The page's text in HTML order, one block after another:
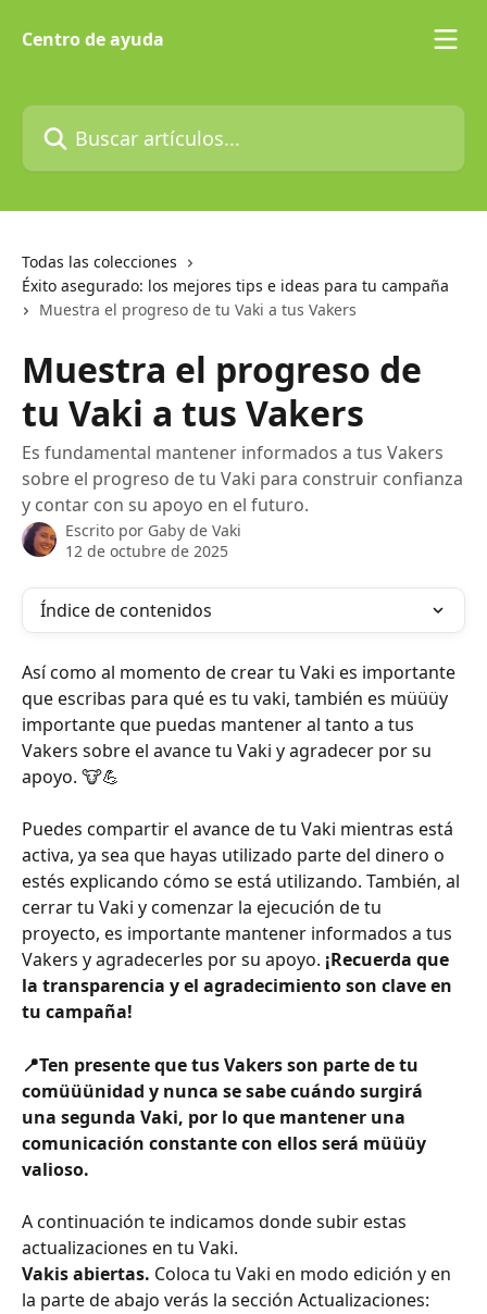
Centro de ayuda
Buscar artículos...
Todas las colecciones
Éxito asegurado: los mejores tips e ideas para tu campaña
Muestra el progreso de tu Vaki a tus Vakers
Muestra el progreso de
tu Vaki a tus Vakers
Es fundamental mantener informados a tus Vakers
sobre el progreso de tu Vaki para construir confianza
y contar con su apoyo en el futuro.
Escrito por Gaby de Vaki
12 de octubre de 2025
Índice de contenidos
Así como al momento de crear tu Vaki es importante
que escribas para qué es tu vaki, también es müüüy
importante que puedas mantener al tanto a tus
Vakers sobre el avance tu Vaki y agradecer por su
apoyo. 🐮💪
Puedes compartir el avance de tu Vaki mientras está
activa, ya sea que hayas utilizado parte del dinero o
estés explicando cómo se está utilizando. También, al
cerrar tu Vaki y comenzar la ejecución de tu
proyecto, es importante mantener informados a tus
Vakers y agradecerles por su apoyo. ¡Recuerda que
la transparencia y el agradecimiento son clave en
tu campaña!
📍Ten presente que tus Vakers son parte de tu
comüüünidad y nunca se sabe cuándo surgirá
una segunda Vaki, por lo que mantener una
comunicación constante con ellos será müüüy
valioso.
A continuación te indicamos donde subir estas
actualizaciones en tu Vaki.
Vakis abiertas. Coloca tu Vaki en modo edición y en
la parte de abajo verás la sección Actualizaciones: